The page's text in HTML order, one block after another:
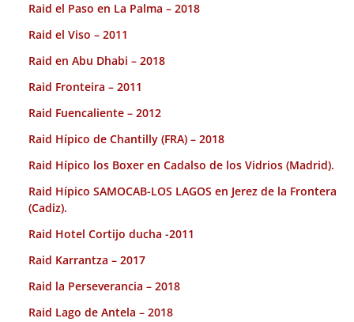
Raid el Paso en La Palma – 2018
Raid el Viso – 2011
Raid en Abu Dhabi – 2018
Raid Fronteira – 2011
Raid Fuencaliente – 2012
Raid Hípico de Chantilly (FRA) – 2018
Raid Hípico los Boxer en Cadalso de los Vidrios (Madrid).
Raid Hípico SAMOCAB-LOS LAGOS en Jerez de la Frontera
(Cadiz).
Raid Hotel Cortijo ducha -2011
Raid Karrantza – 2017
Raid la Perseverancia – 2018
Raid Lago de Antela – 2018